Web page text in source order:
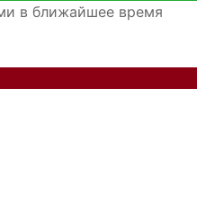
в ближайшее время